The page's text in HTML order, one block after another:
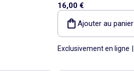
pièces
16,00 €
Ajouter au panier
Exclusivement en ligne